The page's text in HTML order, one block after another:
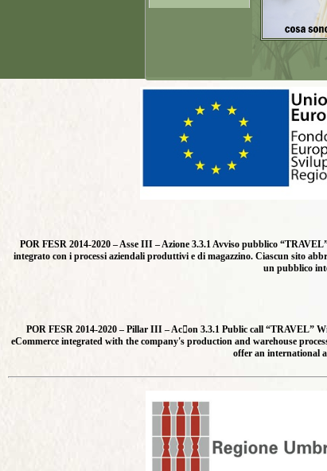
POR FESR 2014-2020 – Asse III – Azione 3.3.1 Avviso pubblico
integrato con i processi aziendali produttivi e di magazzino. Ciascun sito
un pubblico
POR FESR 2014-2020 – Pillar III – Ac􀆟on 3.3.1 Public call “TRAVEL”
eCommerce integrated with the company's production and warehouse
offer an international